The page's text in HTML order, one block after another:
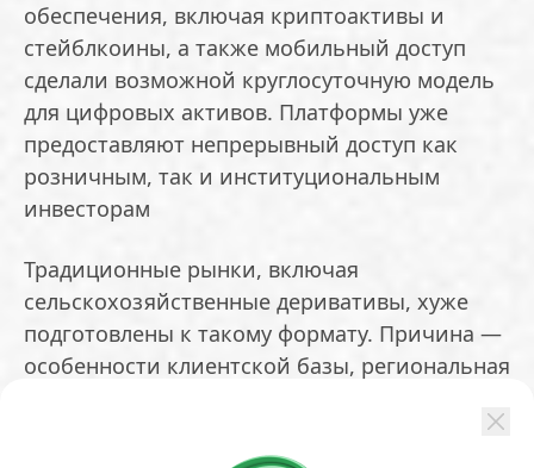
обеспечения, включая криптоактивы и
стейблкоины, а также мобильный доступ
сделали возможной круглосуточную модель
для цифровых активов. Платформы уже
предоставляют непрерывный доступ как
розничным, так и институциональным
инвесторам
Традиционные рынки, включая
сельскохозяйственные деривативы, хуже
подготовлены к такому формату. Причина —
особенности клиентской базы, региональная
Основной риск — злоупотребления в